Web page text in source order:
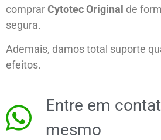
comprarCytotec Original de
segura.
Ademais, damos total suporte
efeitos.
Entre em
mesmo